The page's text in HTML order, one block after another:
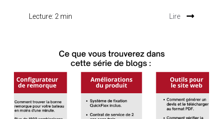
Lecture: 2 min Lire